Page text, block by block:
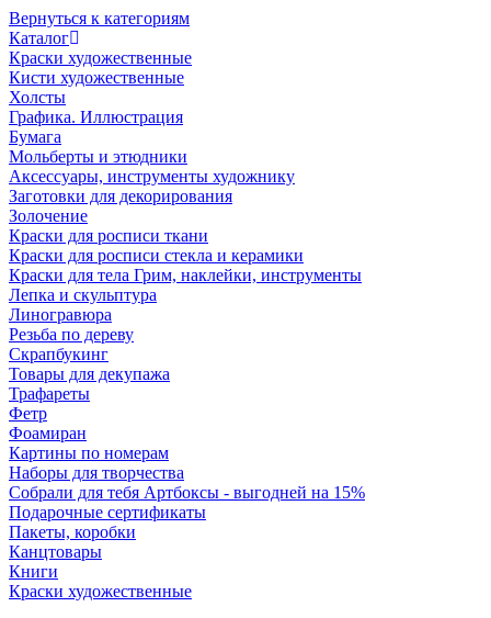
Вернуться к категориям
Каталог
Краски художественные
Кисти художественные
Холсты
Графика. Иллюстрация
Бумага
Мольберты и этюдники
Аксессуары, инструменты художнику
Заготовки для декорирования
Золочение
Краски для росписи ткани
Краски для росписи стекла и керамики
Краски для тела Грим, наклейки, инструменты
Лепка и скульптура
Линогравюра
Резьба по дереву
Скрапбукинг
Товары для декупажа
Трафареты
Фетр
Фоамиран
Картины по номерам
Наборы для творчества
Собрали для тебя Артбоксы - выгодней на 15%
Подарочные сертификаты
Пакеты, коробки
Канцтовары
Книги
Краски художественные